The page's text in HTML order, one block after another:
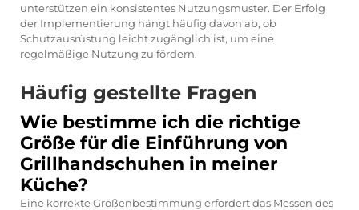
unterstützen ein konsistentes Nutzungsmuster. Der Erfolg
der Implementierung hängt häufig davon ab, ob
Schutzausrüstung leicht zugänglich ist, um eine
regelmäßige Nutzung zu fördern.
Häufig gestellte Fragen
Wie bestimme ich die richtige
Größe für die Einführung von
Grillhandschuhen in meiner
Küche?
Eine korrekte Größenbestimmung erfordert das Messen des